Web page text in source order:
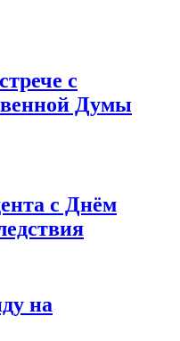
с
Думы
с Днём
на